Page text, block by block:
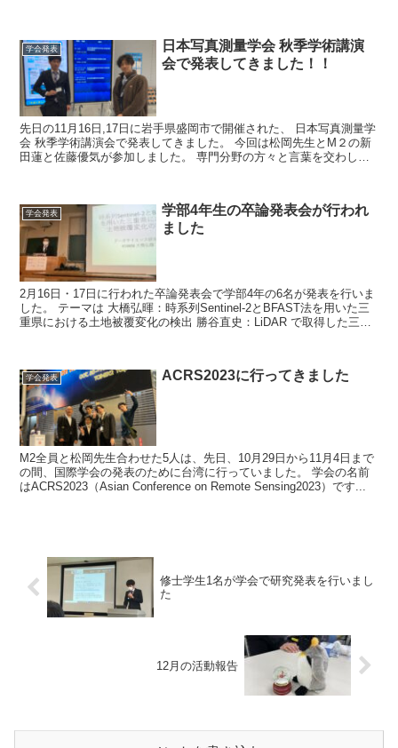
学会発表
日本写真測量学会 秋季学術講演
会で発表してきました！！
先日の11月16日,17日に岩手県盛岡市で開催された、 日本写真測量学
会 秋季学術講演会で発表してきました。 今回は松岡先生とM２の新
田蓮と佐藤優気が参加しました。 専門分野の方々と言葉を交わし新
学会発表
学部4年生の卒論発表会が行われ
ました
2月16日・17日に行われた卒論発表会で学部4年の6名が発表を行いま
した。 テーマは 大橋弘暉：時系列Sentinel-2とBFAST法を用いた三
重県における土地被覆変化の検出 勝谷直史：LiDAR で取得した三次
学会発表 ACRS2023に行ってきました
M2全員と松岡先生合わせた5人は、先日、10月29日から11月4日まで
の間、国際学会の発表のために台湾に行っていました。 学会の名前
はACRS2023（Asian Conference on Remote Sensing2023）です...
修士学生1名が学会で研究発表を行いまし
た
12月の活動報告